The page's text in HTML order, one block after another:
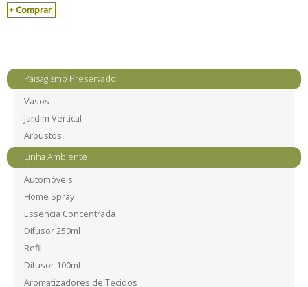
Comprar
Paisagismo Preservado
Vasos
Jardim Vertical
Arbustos
Linha Ambiente
Automóveis
Home Spray
Essencia Concentrada
Difusor 250ml
Refil
Difusor 100ml
Aromatizadores de Tecidos